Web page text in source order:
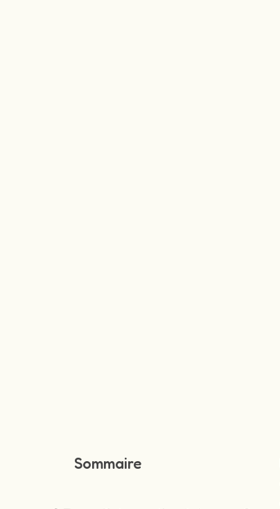
Sommaire